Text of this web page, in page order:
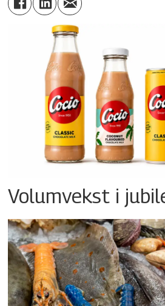
Volumvekst i